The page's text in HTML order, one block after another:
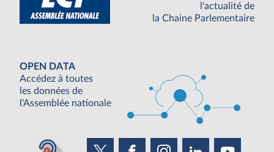
l'actualité de
la Chaine Parlementaire
OPEN DATA
Accédez à toutes
les données de
l'Assemblée nationale